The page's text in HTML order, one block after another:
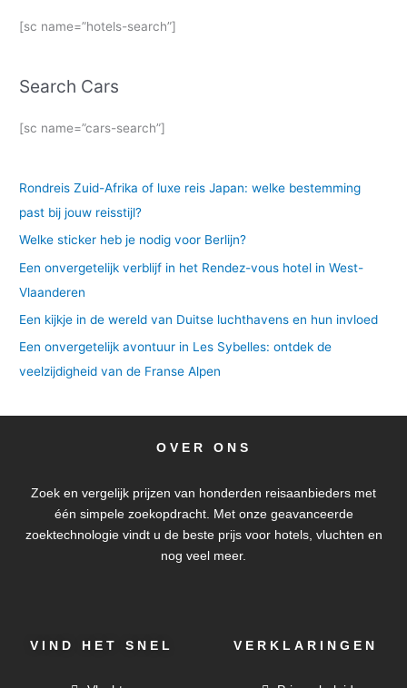
[sc name=”hotels-search”]
Search Cars
[sc name=”cars-search”]
Rondreis Zuid-Afrika of luxe reis Japan: welke bestemming
past bij jouw reisstijl?
Welke sticker heb je nodig voor Berlijn?
Een onvergetelijk verblijf in het Rendez-vous hotel in West-
Vlaanderen
Een kijkje in de wereld van Duitse luchthavens en hun invloed
Een onvergetelijk avontuur in Les Sybelles: ontdek de
veelzijdigheid van de Franse Alpen
OVER ONS
Zoek en vergelijk prijzen van honderden reisaanbieders met
één simpele zoekopdracht. Met onze geavanceerde
zoektechnologie vindt u de beste prijs voor hotels, vluchten en
nog veel meer.
VIND HET SNEL VERKLARINGEN